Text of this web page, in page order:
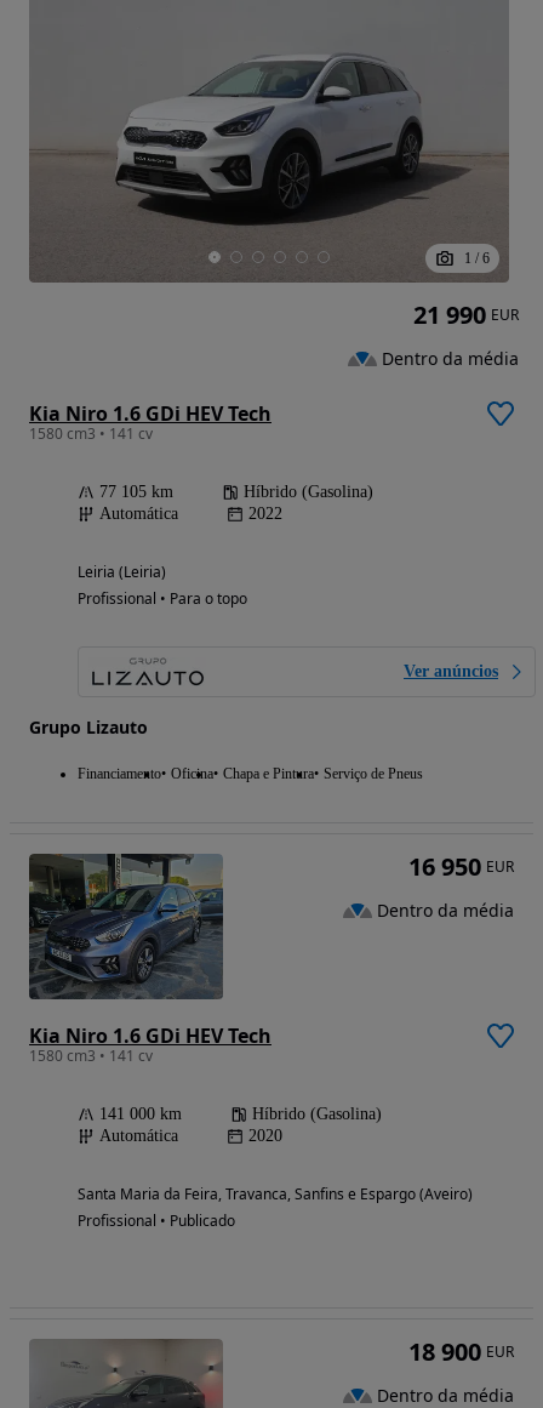
1 / 6
Kia Niro 1.6 GDi HEV Tech
1580 cm3 • 141 cv
77 105 km
Híbrido (Gasolina)
Automática
2022
Leiria (Leiria)
Profissional • Para o topo
Ver anúncios
Grupo Lizauto
Financiamento Oficina Chapa e Pintura Serviço de Pneus
21 990 EUR
Dentro da média
Kia Niro 1.6 GDi HEV Tech
1580 cm3 • 141 cv
141 000 km
Híbrido (Gasolina)
Automática
2020
Santa Maria da Feira, Travanca, Sanfins e Espargo (Aveiro)
Profissional • Publicado
16 950 EUR
Dentro da média
18 900 EUR
Dentro da média